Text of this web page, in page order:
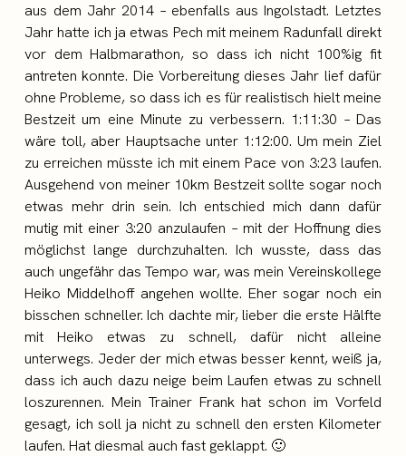
aus dem Jahr 2014 – ebenfalls aus Ingolstadt. Letztes
Jahr hatte ich ja etwas Pech mit meinem Radunfall direkt
vor dem Halbmarathon, so dass ich nicht 100%ig fit
antreten konnte. Die Vorbereitung dieses Jahr lief dafür
ohne Probleme, so dass ich es für realistisch hielt meine
Bestzeit um eine Minute zu verbessern. 1:11:30 – Das
wäre toll, aber Hauptsache unter 1:12:00. Um mein Ziel
zu erreichen müsste ich mit einem Pace von 3:23 laufen.
Ausgehend von meiner 10km Bestzeit sollte sogar noch
etwas mehr drin sein. Ich entschied mich dann dafür
mutig mit einer 3:20 anzulaufen – mit der Hoffnung dies
möglichst lange durchzuhalten. Ich wusste, dass das
auch ungefähr das Tempo war, was mein Vereinskollege
Heiko Middelhoff angehen wollte. Eher sogar noch ein
bisschen schneller. Ich dachte mir, lieber die erste Hälfte
mit Heiko etwas zu schnell, dafür nicht alleine
unterwegs. Jeder der mich etwas besser kennt, weiß ja,
dass ich auch dazu neige beim Laufen etwas zu schnell
loszurennen. Mein Trainer Frank hat schon im Vorfeld
gesagt, ich soll ja nicht zu schnell den ersten Kilometer
laufen. Hat diesmal auch fast geklappt. 🙂